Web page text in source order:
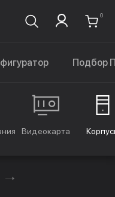
0
Подбор
Видеокарта